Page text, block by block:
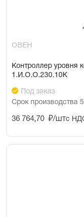
ОВЕН
Контроллер уровня
1.И.О.О.230.10К
Под заказ
Срок производства
36 764,70 ₽/штс